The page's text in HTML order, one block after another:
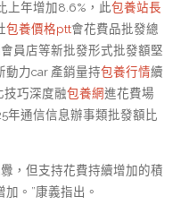
上年增加8.6%，此包養站長
包養價格ptt會花費品批發總
員店等新批發形式批發額堅
動力car 產銷量持包養行情續
技巧深度融包養網進花費場
年通信信息辦事類批發額比
，但支持花費持續增加的積
。”康義指出。